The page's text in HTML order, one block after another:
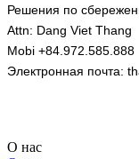
Решения по
Attn: Dang Viet Thang
Mobi +84.972.585.888
Электронная почта:
О нас